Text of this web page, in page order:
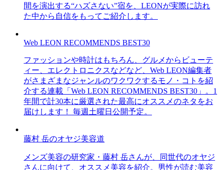
間を演出する“ハズさない”宿を、LEONが実際に訪れ
た中から自信をもってご紹介します。
Web LEON RECOMMENDS BEST30
ファッションや時計はもちろん、グルメからビューテ
ィー、エレクトロニクスなどなど、Web LEON編集者
がさまざまなジャンルのワクワクするモノ・コトを紹
介する連載「Web LEON RECOMMENDS BEST30」。1
年間で計30本に厳選された最高にオススメのネタをお
届けします！ 毎週土曜日公開予定。
藤村 岳のオヤジ美容道
メンズ美容の研究家・藤村 岳さんが、同世代のオヤジ
さんに向けて、オススメ美容を紹介。男性が読む美容